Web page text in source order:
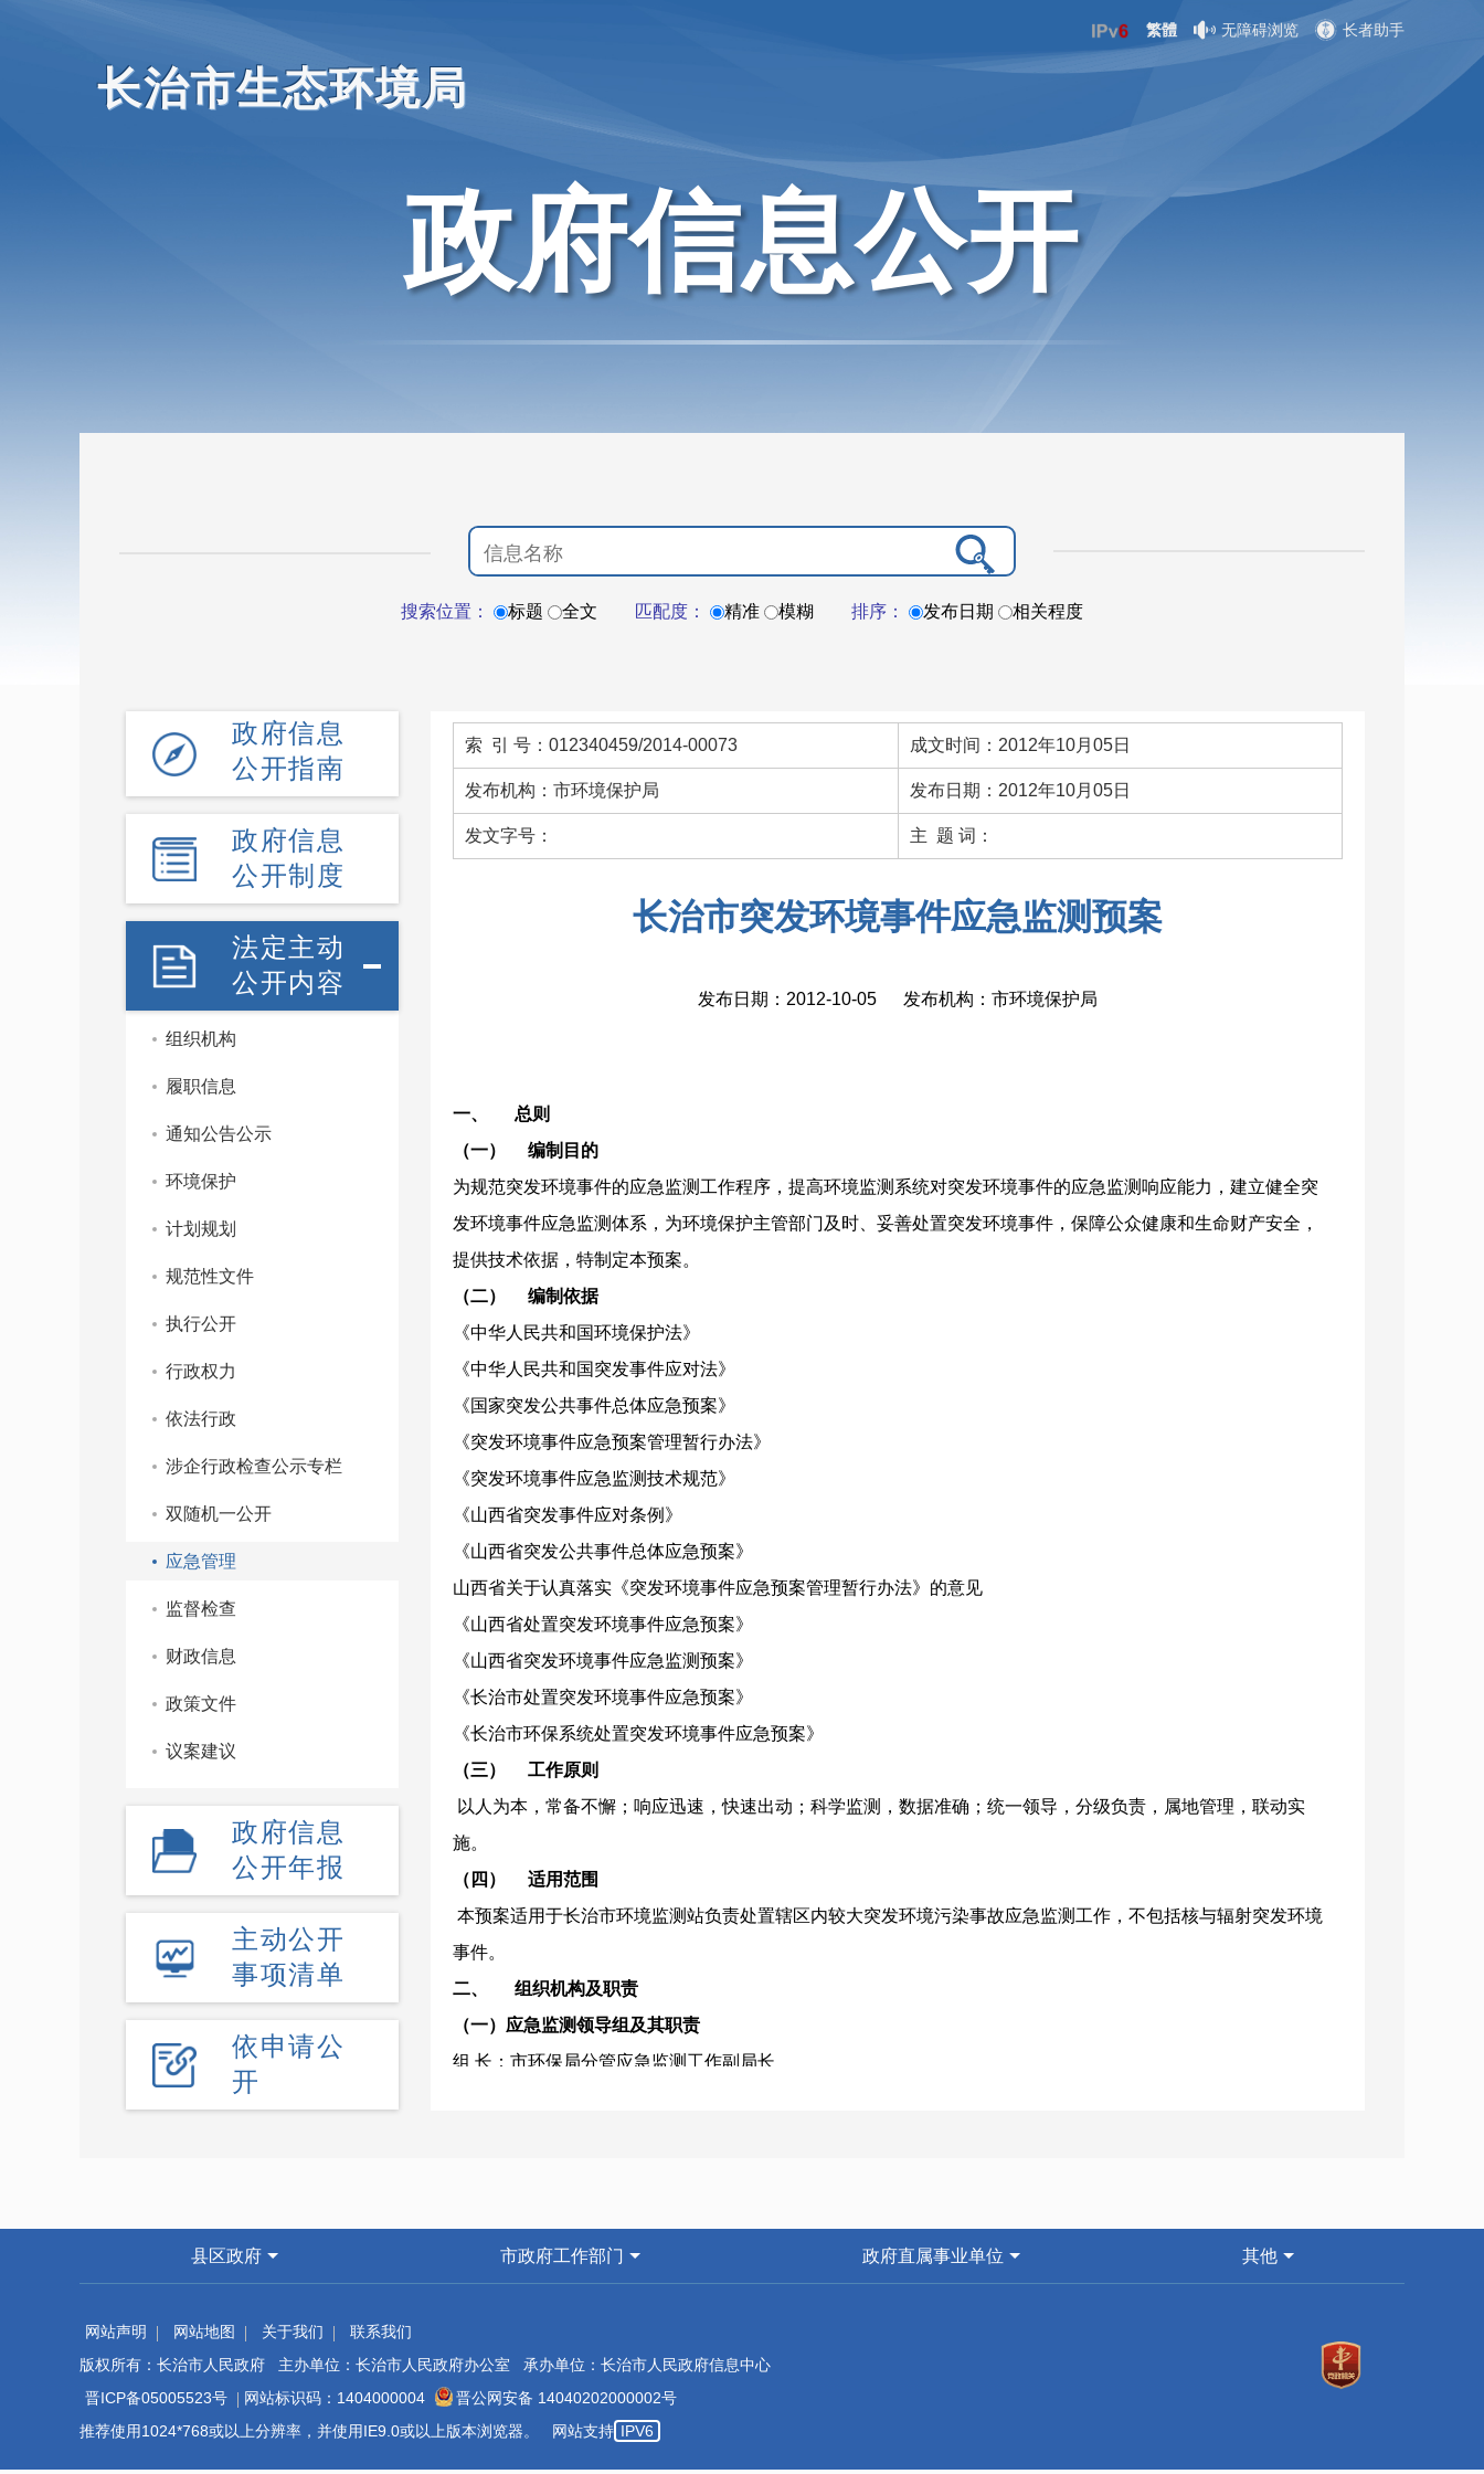
长治市生态环境局
繁體 无障碍浏览 长者助手
政府信息公开
搜索位置： 标题 全文 匹配度： 精准 模糊 排序： 发布日期 相关程度
政府信息
公开指南
政府信息
公开制度
法定主动
公开内容
组织机构
履职信息
通知公告公示
环境保护
计划规划
规范性文件
执行公开
行政权力
依法行政
涉企行政检查公示专栏
双随机一公开
应急管理
监督检查
财政信息
政策文件
议案建议
政府信息
公开年报
主动公开
事项清单
依申请公
开
索 引 号：012340459/2014-00073 成文时间：2012年10月05日
发布机构：市环境保护局 发布日期：2012年10月05日
发文字号： 主 题 词：
长治市突发环境事件应急监测预案
发布日期：2012-10-05 发布机构：市环境保护局
一、 总则
（一） 编制目的
为规范突发环境事件的应急监测工作程序，提高环境监测系统对突发环境事件的应急监测响应能力，建立健全突
发环境事件应急监测体系，为环境保护主管部门及时、妥善处置突发环境事件，保障公众健康和生命财产安全，
提供技术依据，特制定本预案。
（二） 编制依据
《中华人民共和国环境保护法》
《中华人民共和国突发事件应对法》
《国家突发公共事件总体应急预案》
《突发环境事件应急预案管理暂行办法》
《突发环境事件应急监测技术规范》
《山西省突发事件应对条例》
《山西省突发公共事件总体应急预案》
山西省关于认真落实《突发环境事件应急预案管理暂行办法》的意见
《山西省处置突发环境事件应急预案》
《山西省突发环境事件应急监测预案》
《长治市处置突发环境事件应急预案》
《长治市环保系统处置突发环境事件应急预案》
（三） 工作原则
以人为本，常备不懈；响应迅速，快速出动；科学监测，数据准确；统一领导，分级负责，属地管理，联动实
施。
（四） 适用范围
本预案适用于长治市环境监测站负责处置辖区内较大突发环境污染事故应急监测工作，不包括核与辐射突发环境
事件。
二、 组织机构及职责
（一）应急监测领导组及其职责
组 长：市环保局分管应急监测工作副局长
市监测站各科室负责人
各县（市、区）环境监测站站长
（1）研究确定较大突发环境事件应急监测方案，指导应急监测工作的实施。
（2）统一调配全市环境监测系统力量和资源，开展辖区内和跨区间较大突发环境事件应急监测工作。
（3）按照分级负责原则，参与重大突发环境事件应急监测，指导一般突发环境污染事故应急监测工作。
县区政府 市政府工作部门 政府直属事业单位 其他
网站声明 网站地图 关于我们
联系我们
版权所有：长治市人民政府 主办单位：长治市人民政府办公室 承办单位：长治市人民政府信息中心
晋ICP备05005523号
网站标识码：1404000004
晋公网安备 14040202000002号
推荐使用1024*768或以上分辨率，并使用IE9.0或以上版本浏览器。 网站支持 IPV6